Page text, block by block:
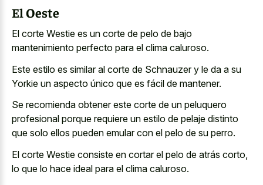
El Oeste
El corte Westie es un corte de pelo de bajo
mantenimiento perfecto para el clima caluroso.
Este estilo es similar al corte de Schnauzer y le da a su
Yorkie un aspecto único que es fácil de mantener.
Se recomienda obtener este corte de un peluquero
profesional porque requiere un estilo de pelaje distinto
que solo ellos pueden emular con el pelo de su perro.
El corte Westie consiste en cortar el pelo de atrás corto,
lo que lo hace ideal para el clima caluroso.